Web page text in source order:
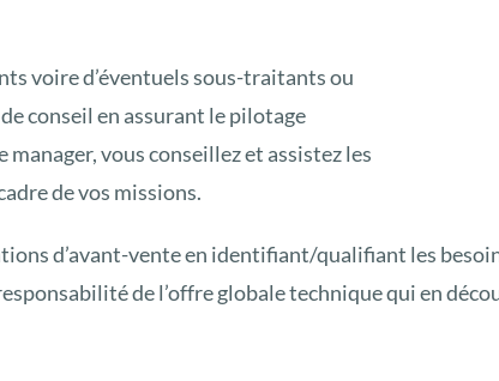
voire d’éventuels sous-traitants ou
conseil en assurant le pilotage
vous conseillez et assistez les
de vos missions.
d’avant-vente en identifiant/qualifiant les
de l’offre globale technique qui en